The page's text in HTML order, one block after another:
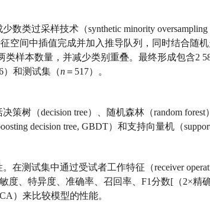
类过采样技术（synthetic minority oversampling
空间中插值完成并加入推导队列，同时结合随机
类样本数量，并减少类别重叠。最终形成包含2
）和测试集（n ＝517）。
树（decision tree）、随机森林（random forest
decision tree, GBDT）和支持向量机（
测试集中通过受试者工作特征（receiver
度、特异度、准确率、召回率、F1分数[（2×精
）来比较模型的性能。